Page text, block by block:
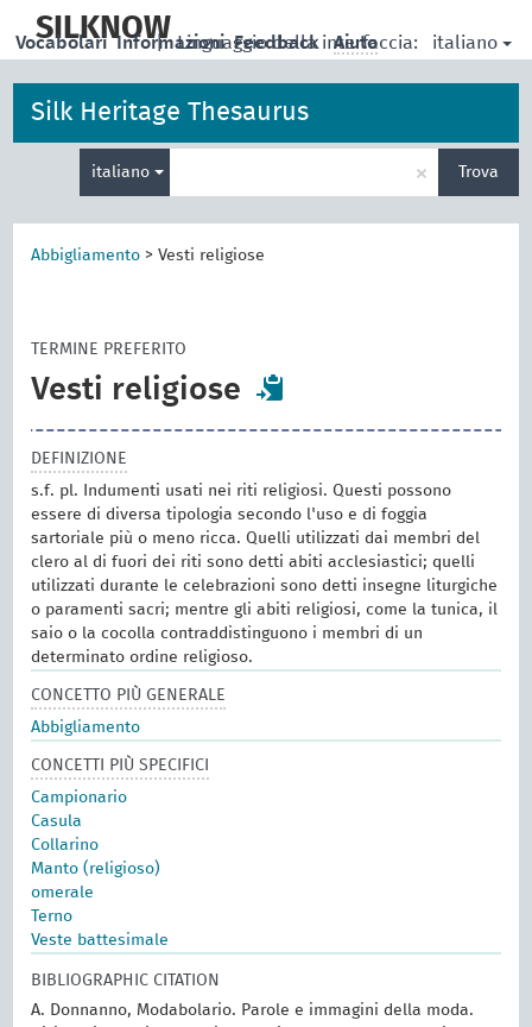
main
SILKNOW
| Linguaggio della interfaccia: italiano
Vocabolari Informazioni Feedback Aiuto
Silk Heritage Thesaurus
italiano
per
la
× Trova
Abbigliamento >Vesti religiose
TERMINE PREFERITO
Vesti religiose
DEFINIZIONE
s.f. pl. Indumenti usati nei riti religiosi. Questi possono
essere di diversa tipologia secondo l'uso e di foggia
sartoriale più o meno ricca. Quelli utilizzati dai membri del
clero al di fuori dei riti sono detti abiti acclesiastici; quelli
utilizzati durante le celebrazioni sono detti insegne liturgiche
o paramenti sacri; mentre gli abiti religiosi, come la tunica, il
saio o la cocolla contraddistinguono i membri di un
determinato ordine religioso.
CONCETTO PIÙ GENERALE
Abbigliamento
CONCETTI PIÙ SPECIFICI
Campionario
Casula
Collarino
Manto (religioso)
omerale
Terno
Veste battesimale
BIBLIOGRAPHIC CITATION
A. Donnanno, Modabolario. Parole e immagini della moda.